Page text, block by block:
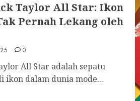
Taylor All Star: Ikon
Pernah Lekang oleh
0
All Star adalah sepatu
ikon dalam dunia mode...